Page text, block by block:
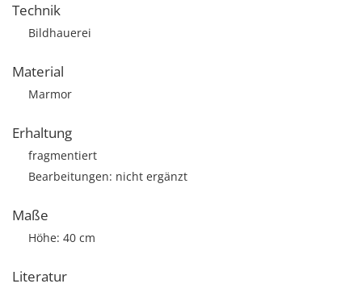
Technik
Bildhauerei
Material
Marmor
Erhaltung
fragmentiert
Bearbeitungen: nicht ergänzt
Maße
Höhe: 40 cm
Literatur